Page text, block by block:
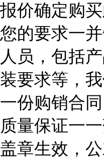
报价确定购
您的要求一
人员，包括
装要求等，
一份购销合
质量保证一
盖章生效，